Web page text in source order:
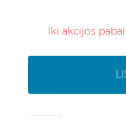
Iki akcijos